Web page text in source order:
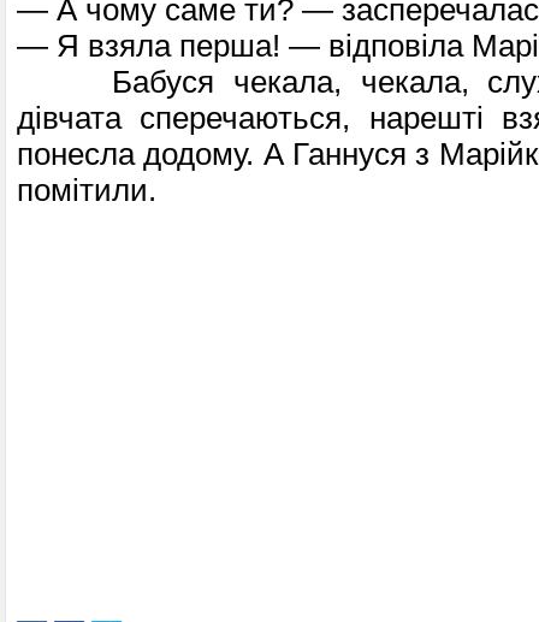
— А чому саме ти? —
— Я взяла перша! — відповіла
Бабуся чекала, чекала,
дівчата сперечаються, нарешті
понесла додому. А Ганнуся з
помітили.